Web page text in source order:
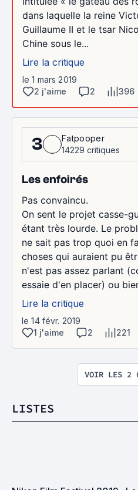
dans laquelle la reine
Guillaume II et le tsar
Chine sous le...
Lire la critique
le 1 mars 2019
2 j'aime
2 396
3
Fatpooper
14229 critiques
Les enfoirés
Pas convaincu.
On sent le projet casse-
étant très lourde. Le
ne sait pas trop quoi en
choses qui auraient pu
n'est pas assez parlant
essaie d'en placer) ou
Lire la critique
le 14 févr. 2019
1 j'aime
2 221
VOIR LES 2
LISTES